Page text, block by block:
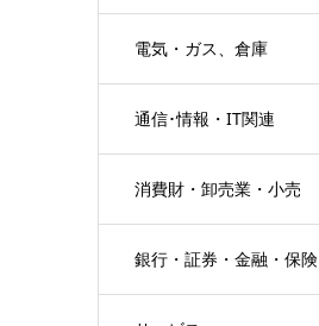
電気・ガス、倉庫
通信･情報・IT関連
消費財・卸売業・小売
銀行・証券・金融・保険